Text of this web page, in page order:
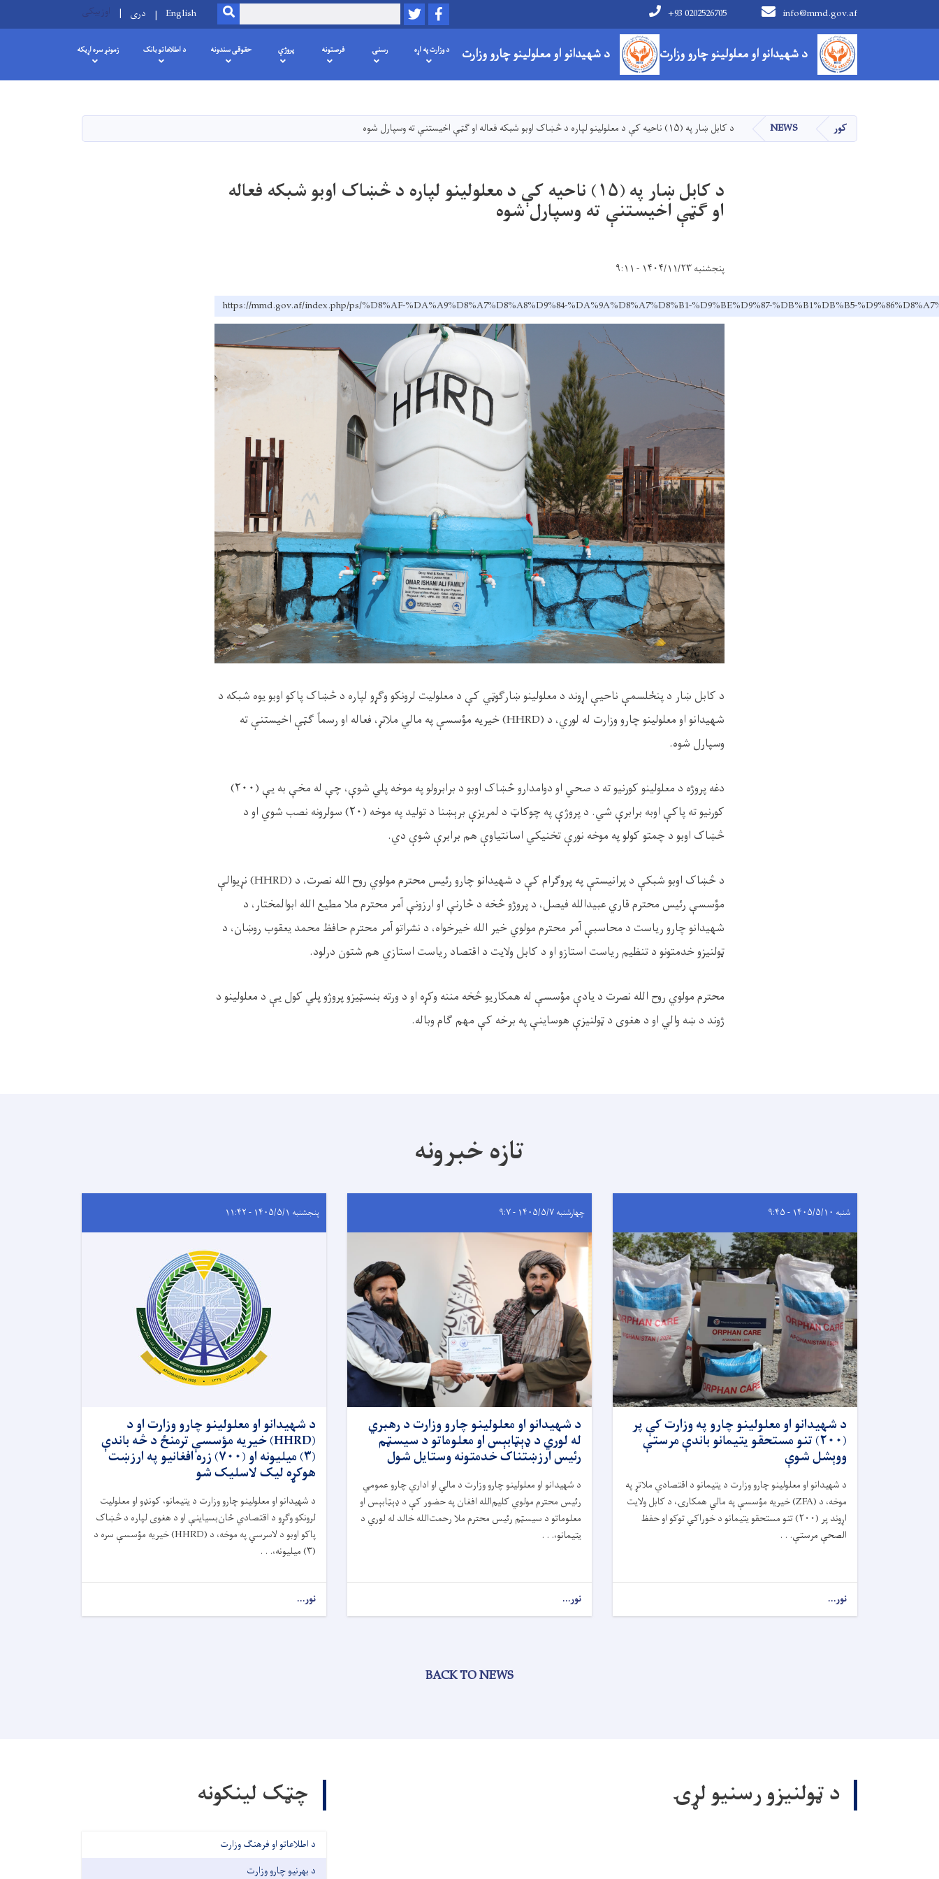
دانګل
info@mmd.gov.af
+93 0202526705
Facebook
Twitter
لټون SEARCH
English دری اوزبیکی
د شهیدانو او معلولینو چارو وزارت
Main navigation
د شهیدانو او معلولینو چارو وزارت د وزارت په اړه رسنۍ فرصتونه پروژې حقوقی سندونه د اطلاعاتو بانک زمونږ سره اړیکه
کور NEWS د کابل ښار په (۱۵) ناحیه کې د معلولینو لپاره د څښاک اوبو شبکه فعاله او ګټې اخیستنې ته وسپارل شوه
د کابل ښار په (۱۵) ناحیه کې د معلولینو لپاره د څښاک اوبو شبکه فعاله
او ګټې اخیستنې ته وسپارل شوه
پنجشنبه ۱۴۰۴/۱۱/۲۳ - ۹:۱۱
https://mmd.gov.af/index.php/ps/%D8%AF-%DA%A9%D8%A7%D8%A8%D9%84-%DA%9A%D8%A7%D8%B1-%D9%BE%D9%87-%DB%B1%DB%B5-
د کابل ښار د پنځلسمې ناحیې اړوند د معلولینو ښارګوټي کې د معلولیت لرونکو وګړو لپاره د څښاک پاکو اوبو یوه شبکه د
شهیدانو او معلولینو چارو وزارت له لوري، د (HHRD) خیریه مؤسسې په مالي ملاتړ، فعاله او رسماً ګټې اخیستنې ته
وسپارل شوه.
دغه پروژه د معلولینو کورنیو ته د صحي او دوامدارو څښاک اوبو د برابرولو په موخه پلي شوې، چې له مخې به یې (۲۰۰)
کورنیو ته پاکې اوبه برابرې شي. د پروژې په چوکاټ د لمریزې برېښنا د تولید په موخه (۲۰) سولرونه نصب شوي او د
څښاک اوبو د چمتو کولو په موخه نورې تخنیکي اسانتیاوې هم برابرې شوې دي.
د څښاک اوبو شبکې د پرانیستې په پروګرام کې د شهیدانو چارو رئیس محترم مولوي روح الله نصرت، د (HHRD) نړیوالې
مؤسسې رئیس محترم قاري عبیدالله فیصل، د پروژو څخه د څارنې او ارزونې آمر محترم ملا مطیع الله ابوالمختار، د
شهیدانو چارو ریاست د محاسبې آمر محترم مولوي خیر الله خیرخواه، د نشراتو آمر محترم حافظ محمد یعقوب روښان، د
ټولنیزو خدمتونو د تنظیم ریاست استازو او د کابل ولایت د اقتصاد ریاست استازي هم شتون درلود.
محترم مولوي روح الله نصرت د یادې مؤسسې له همکاریو څخه مننه وکړه او د ورته بنسټیزو پروژو پلي کول یې د معلولینو د
ژوند د ښه والي او د هغوی د ټولنیزې هوساینې په برخه کې مهم ګام وباله.
تازه خبرونه
شنبه ۱۴۰۵/۵/۱۰ - ۹:۴۵
د شهیدانو او معلولینو چارو په وزارت کې پر
(۲۰۰) تنو مستحقو یتیمانو باندې مرستې
ووېشل شوې
د شهیدانو او معلولینو چارو وزارت د یتیمانو د اقتصادي ملاتړ په
موخه، د (ZFA) خیریه مؤسسې په مالي همکارۍ، د کابل ولایت
اړوند پر (۲۰۰) تنو مستحقو یتیمانو د خوراکي توکو او حفظ
‌الصحې مرستې. . .
نور...
چهارشنبه ۱۴۰۵/۵/۷ - ۹:۷
د شهیدانو او معلولینو چارو وزارت د رهبري
له لوري د ډېټابېس او معلوماتو د سیسټم
رئیس ارزښتناک خدمتونه وستایل شول
د شهیدانو او معلولینو چارو وزارت د مالي او اداري چارو عمومي
رئیس محترم مولوي کلیم‌الله افغان په حضور کې د ډېټابېس او
معلوماتو د سیسټم رئیس محترم ملا رحمت‌الله خالد له لوري د
یتیمانو،. . .
نور...
پنجشنبه ۱۴۰۵/۵/۱ - ۱۱:۴۲
د شهیدانو او معلولینو چارو وزارت او د
(HHRD) خیریه مؤسسې ترمنځ د څه باندې
(۳) میلیونه او (۷۰۰) زره افغانیو په ارزښت
هوکړه لیک لاسلیک شو
د شهیدانو او معلولینو چارو وزارت د یتیمانو، کونډو او معلولیت
لرونکو وګړو د اقتصادي ځان‌بسیاینې او د هغوی لپاره د څښاک
پاکو اوبو د لاسرسي په موخه، د (HHRD) خیریه مؤسسې سره د
(۳) میلیونه،. . .
نور...
BACK TO NEWS
د ټولنيزو رسنيو لړۍ چټک لینکونه
د اطلاعاتو او فرهنګ وزارت
د بهرنیو چارو وزارت